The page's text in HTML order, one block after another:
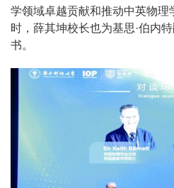
学领域卓越贡献和推动中英物理
时，薛其坤校长也为基思·伯内
书。